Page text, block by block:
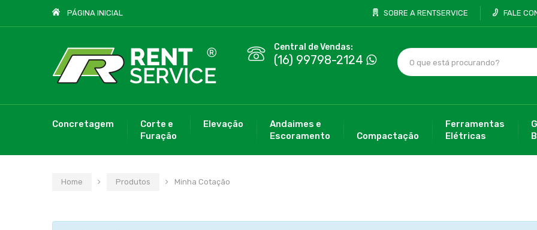
PÁGINA INICIAL SOBRE A RENTSERVICE FALE
Central de Vendas:
(16) 99798-2124
Concretagem
Corte e
Furação
Elevação
Andaimes e
Escoramento
Compactação
Ferramentas
Elétricas
Home Produtos Minha Cotação